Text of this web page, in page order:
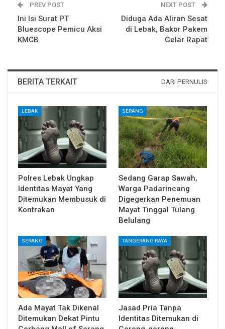
PREV POST
Ini Isi Surat PT
Bluescope Pemicu Aksi
KMCB
NEXT POST
Diduga Ada Aliran Sesat
di Lebak, Bakor Pakem
Gelar Rapat
BERITA TERKAIT DARI PERNULIS
LEBAK
Polres Lebak Ungkap
Identitas Mayat Yang
Ditemukan Membusuk di
Kontrakan
SERANG
Sedang Garap Sawah,
Warga Padarincang
Digegerkan Penemuan
Mayat Tinggal Tulang
Belulang
SERANG
Ada Mayat Tak Dikenal
Ditemukan Dekat Pintu
TANGERANG RAYA
Jasad Pria Tanpa
Identitas Ditemukan di